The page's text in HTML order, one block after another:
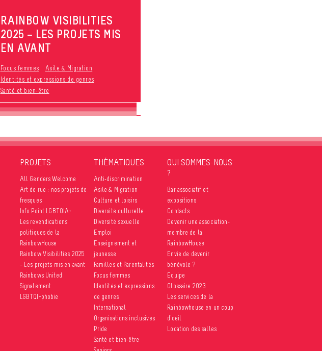
RAINBOW VISIBILITIES
2025 – LES PROJETS MIS
EN AVANT
Focus femmes
Asile & Migration
Identités et expressions de genres
Santé et bien-être
PROJETS
All Genders Welcome
Art de rue : nos projets de
fresques
Info Point LGBTQIA+
Les revendications
politiques de la
RainbowHouse
Rainbow Visibilities 2025
– Les projets mis en avant
Rainbows United
Signalement
LGBTQI+phobie
THÉMATIQUES
Anti-discrimination
Asile & Migration
Culture et loisirs
Diversité culturelle
Diversité sexuelle
Emploi
Enseignement et
jeunesse
Familles et Parentalités
Focus femmes
Identités et expressions
de genres
International
Organisations inclusives
Pride
Santé et bien-être
QUI SOMMES-NOUS
?
Bar associatif et
expositions
Contacts
Devenir une association-
membre de la
RainbowHouse
Envie de devenir
bénévole ?
Equipe
Glossaire 2023
Les services de la
Rainbowhouse en un coup
d’oeil
Location des salles